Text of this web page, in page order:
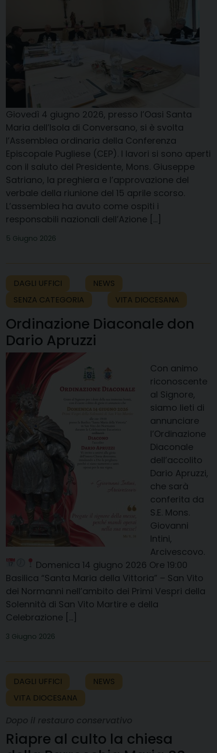
Giovedì 4 giugno 2026, presso l’Oasi Santa
Maria dell’Isola di Conversano, si è svolta
l’Assemblea ordinaria della Conferenza
Episcopale Pugliese (CEP). I lavori si sono aperti
con il saluto del Presidente, Mons. Giuseppe
Satriano, la preghiera e l’approvazione del
verbale della riunione del 15 aprile scorso.
L’assemblea ha avuto come ospiti i
responsabili nazionali dell’Azione […]
5 Giugno 2026
DAGLI UFFICI
NEWS
SENZA CATEGORIA
VITA DIOCESANA
Ordinazione Diaconale don
Dario Apruzzi
Con animo
riconoscente
al Signore,
siamo lieti di
annunciare
l’Ordinazione
Diaconale
dell’accolito
Dario Apruzzi,
che sarà
conferita da
S.E. Mons.
Giovanni
Intini,
Arcivescovo.
Domenica 14 giugno 2026 Ore 19:00
Basilica “Santa Maria della Vittoria” – San Vito
dei Normanni nell’ambito dei Primi Vespri della
Solennità di San Vito Martire e della
Celebrazione […]
3 Giugno 2026
DAGLI UFFICI
NEWS
VITA DIOCESANA
Riapre al culto la chiesa